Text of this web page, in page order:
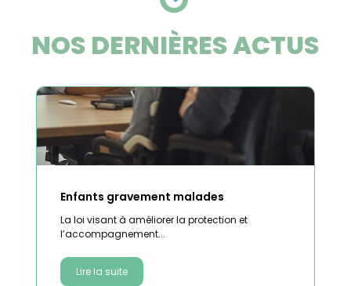
NOS DERNIÈRES ACTUS
Enfants gravement malades
La loi visant à améliorer la protection et
l’accompagnement...
Lire la suite